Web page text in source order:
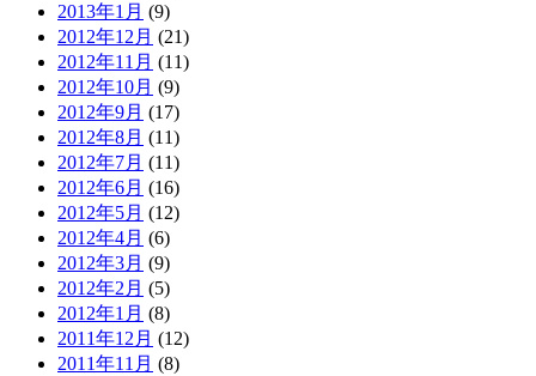
2013年1月 (9)
2012年12月 (21)
2012年11月 (11)
2012年10月 (9)
2012年9月 (17)
2012年8月 (11)
2012年7月 (11)
2012年6月 (16)
2012年5月 (12)
2012年4月 (6)
2012年3月 (9)
2012年2月 (5)
2012年1月 (8)
2011年12月 (12)
2011年11月 (8)